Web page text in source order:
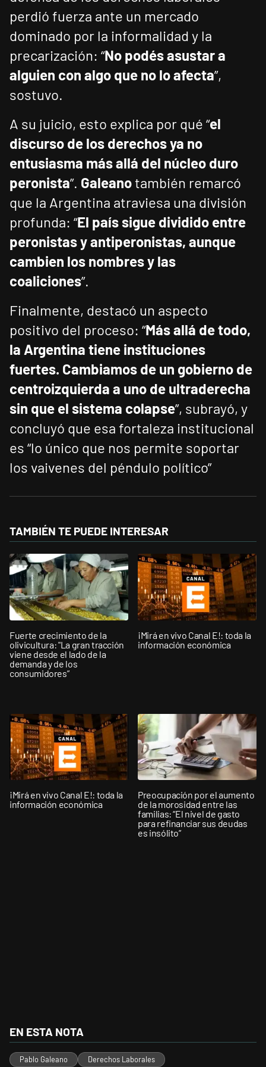
perdió fuerza ante un mercado
dominado por la informalidad y la
precarización: “No podés asustar a
alguien con algo que no lo afecta”,
sostuvo.
A su juicio, esto explica por qué “el
discurso de los derechos ya no
entusiasma más allá del núcleo duro
peronista”. Galeanotambién remarcó
que la Argentina atraviesa una división
profunda: “El país sigue dividido entre
peronistas y antiperonistas, aunque
cambien los nombres y las
coaliciones”.
Finalmente, destacó un aspecto
positivo del proceso: “Más allá de todo,
la Argentina tiene instituciones
fuertes. Cambiamos de un gobierno de
centroizquierda a uno de ultraderecha
sin que el sistema colapse”, subrayó, y
concluyó que esa fortaleza institucional
es “lo único que nos permite soportar
los vaivenes del péndulo político”
TAMBIÉN TE PUEDE INTERESAR
Fuerte crecimiento de la
olivicultura: "La gran tracción
viene desde el lado de la
demanda y de los
consumidores”
¡Mirá en vivo Canal E!: toda la
información económica
¡Mirá en vivo Canal E!: toda la
información económica
Preocupación por el aumento
de la morosidad entre las
familias: “El nivel de gasto
para refinanciar sus deudas
es insólito”
EN ESTA NOTA
Pablo Galeano Derechos Laborales